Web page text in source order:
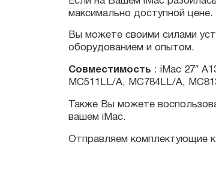
оборудованием и опытом.
MC511LL/A, MC784LL/A,
вашем iMac.